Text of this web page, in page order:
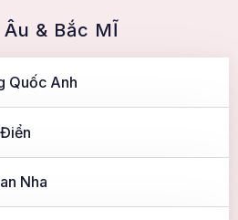
& Bắc MĨ
Quốc Anh
Nha